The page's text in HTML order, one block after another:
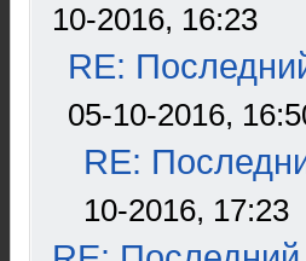
10-2016, 16:23
RE:
05-10-2016,
RE:
10-2016, 17:23